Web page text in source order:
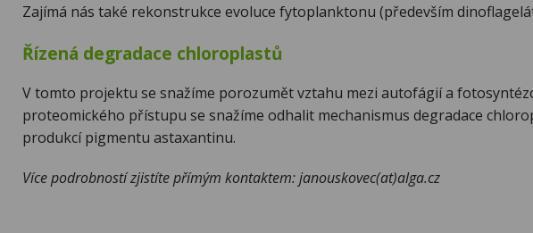
Zajímá nás také rekonstrukce evoluce fytoplanktonu (především
Řízená degradace chloroplastů
V tomto projektu se snažíme porozumět vztahu mezi autofágií a
proteomického přístupu se snažíme odhalit mechanismus degradace
produkcí pigmentu astaxantinu.
Více podrobností zjistíte přímým kontaktem: janouskovec(at)alga.cz